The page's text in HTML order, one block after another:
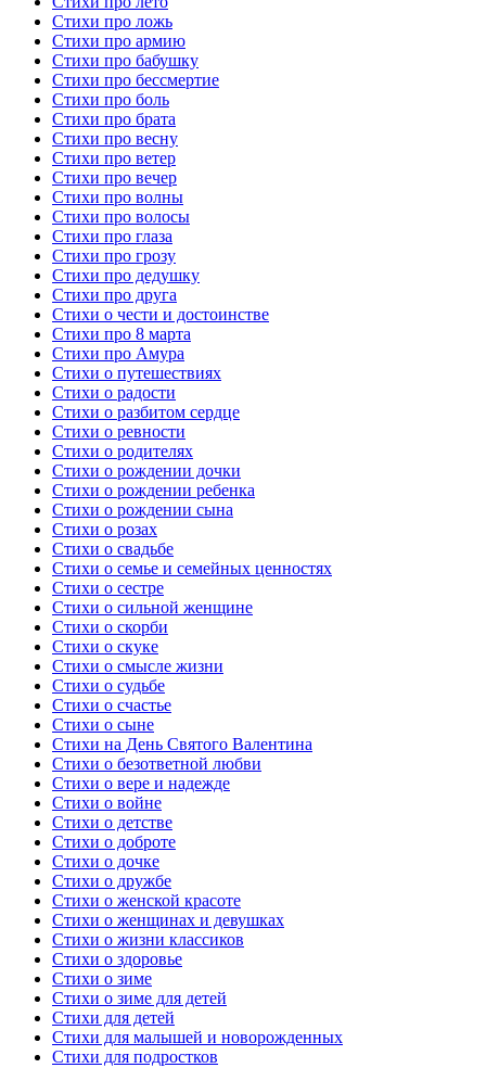
Стихи про ложь
Стихи про армию
Стихи про бабушку
Стихи про бессмертие
Стихи про боль
Стихи про брата
Стихи про весну
Стихи про ветер
Стихи про вечер
Стихи про волны
Стихи про волосы
Стихи про глаза
Стихи про грозу
Стихи про дедушку
Стихи про друга
Стихи о чести и достоинстве
Стихи про 8 марта
Стихи про Амура
Стихи о путешествиях
Стихи о радости
Стихи о разбитом сердце
Стихи о ревности
Стихи о родителях
Стихи о рождении дочки
Стихи о рождении ребенка
Стихи о рождении сына
Стихи о розах
Стихи о свадьбе
Стихи о семье и семейных ценностях
Стихи о сестре
Стихи о сильной женщине
Стихи о скорби
Стихи о скуке
Стихи о смысле жизни
Стихи о судьбе
Стихи о счастье
Стихи о сыне
Стихи на День Святого Валентина
Стихи о безответной любви
Стихи о вере и надежде
Стихи о войне
Стихи о детстве
Стихи о доброте
Стихи о дочке
Стихи о дружбе
Стихи о женской красоте
Стихи о женщинах и девушках
Стихи о жизни классиков
Стихи о здоровье
Стихи о зиме
Стихи о зиме для детей
Стихи для детей
Стихи для малышей и новорожденных
Стихи для подростков